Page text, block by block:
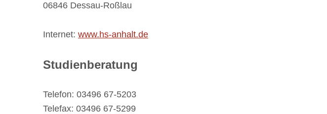
06846 Dessau-Roßlau
Internet: www.hs-anhalt.de
Studienberatung
Telefon: 03496 67-5203
Telefax: 03496 67-5299